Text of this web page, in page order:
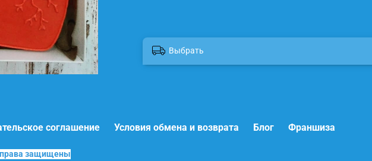
Выбрать
соглашение Условия обмена и возврата Блог Франшиза
права защищены